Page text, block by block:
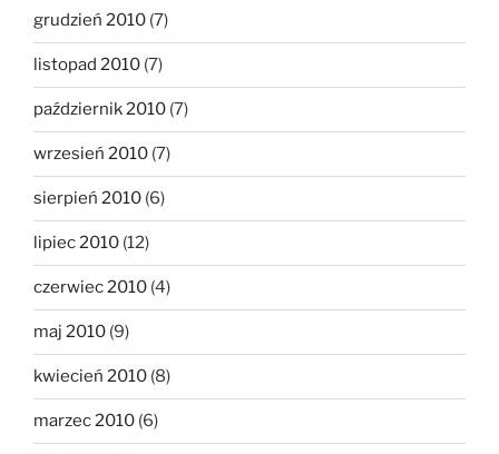
grudzień 2010 (7)
listopad 2010 (7)
październik 2010 (7)
wrzesień 2010 (7)
sierpień 2010 (6)
lipiec 2010 (12)
czerwiec 2010 (4)
maj 2010 (9)
kwiecień 2010 (8)
marzec 2010 (6)